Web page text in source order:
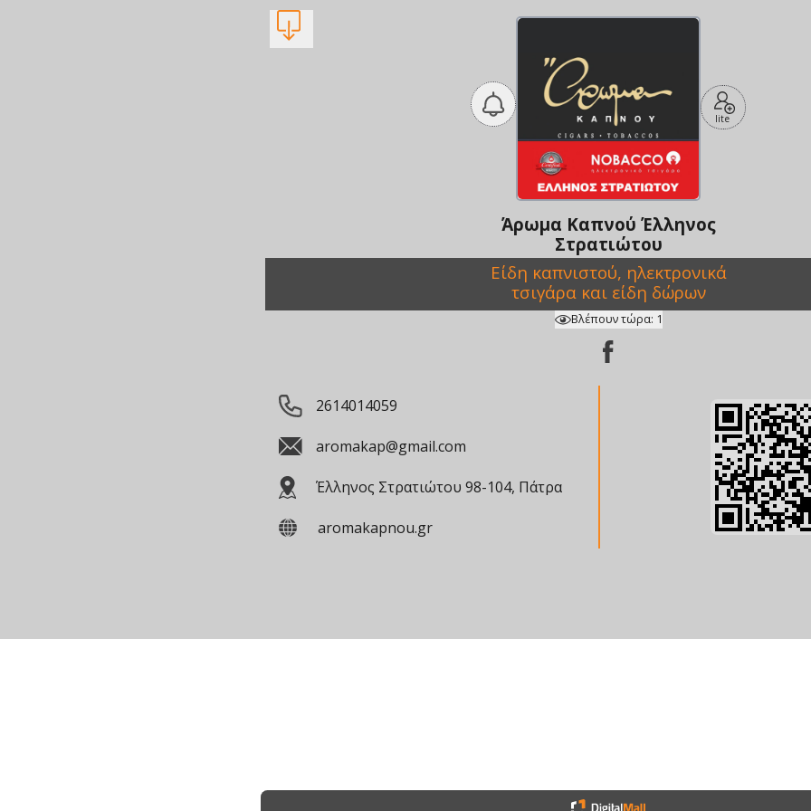
lite
Άρωμα Καπνού Έλληνος
Στρατιώτου
Eίδη καπνιστού, ηλεκτρονικά
τσιγάρα και είδη δώρων
Βλέπουν τώρα: 1
2614014059
aromakap@gmail.com
Έλληνος Στρατιώτου 98-104, Πάτρα
aromakapnou.gr